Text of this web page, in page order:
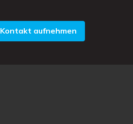
Kontakt aufnehmen